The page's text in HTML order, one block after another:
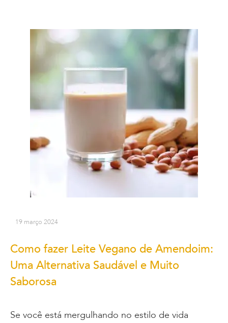
19 março 2024
Como fazer Leite Vegano de Amendoim:
Uma Alternativa Saudável e Muito
Saborosa
Se você está mergulhando no estilo de vida